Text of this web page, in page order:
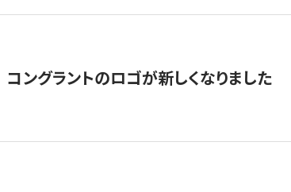
コングラントのロゴが新しくなりました